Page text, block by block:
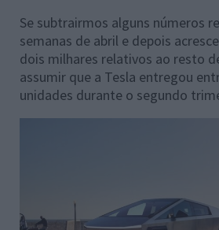
Se subtrairmos alguns números
semanas de abril e depois
dois milhares relativos ao resto
assumir que a Tesla entregou
unidades durante o segundo